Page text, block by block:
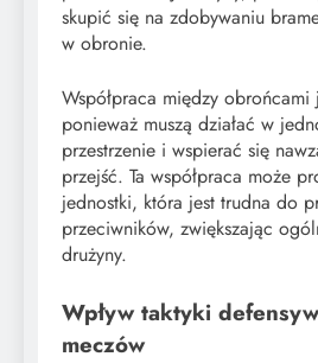
skupić się na zdobywaniu
w obronie.
Współpraca między obrońcami
ponieważ muszą działać w
przestrzenie i wspierać się
przejść. Ta współpraca może
jednostki, która jest trudna do
przeciwników, zwiększając
drużyny.
Wpływ taktyki
meczów